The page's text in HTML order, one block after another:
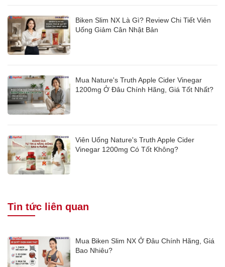
Biken Slim NX Là Gì? Review Chi Tiết Viên
Uống Giảm Cân Nhật Bản
Mua Nature's Truth Apple Cider Vinegar
1200mg Ở Đâu Chính Hãng, Giá Tốt Nhất?
Viên Uống Nature's Truth Apple Cider
Vinegar 1200mg Có Tốt Không?
Tin tức liên quan
Mua Biken Slim NX Ở Đâu Chính Hãng, Giá
Bao Nhiêu?